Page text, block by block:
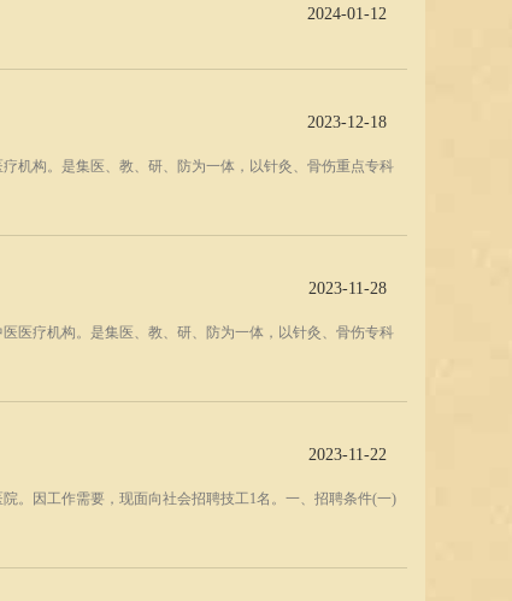
2024-01-12
2023-12-18
机构。是集医、教、研、防为一体，以针灸、骨伤重点专科
2023-11-28
医疗机构。是集医、教、研、防为一体，以针灸、骨伤专科
2023-11-22
。因工作需要，现面向社会招聘技工1名。一、招聘条件(一)